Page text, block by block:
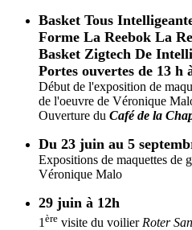
Basket Tous
Forme La Reebok La
Basket Zigtech De
Portes ouvertes de 13 h
Début de l'exposition de
de l'oeuvre de Véronique
Ouverture du Café de la
Du 23 juin au 5
Expositions de maquettes de
Véronique Malo
29 juin à 12h
1 ère visite du voilier Roter